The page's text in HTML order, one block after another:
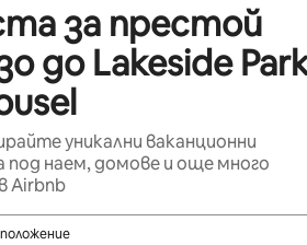
за престой
до Lakeside
уникални ваканционни
наем, домове и още много
Airbnb